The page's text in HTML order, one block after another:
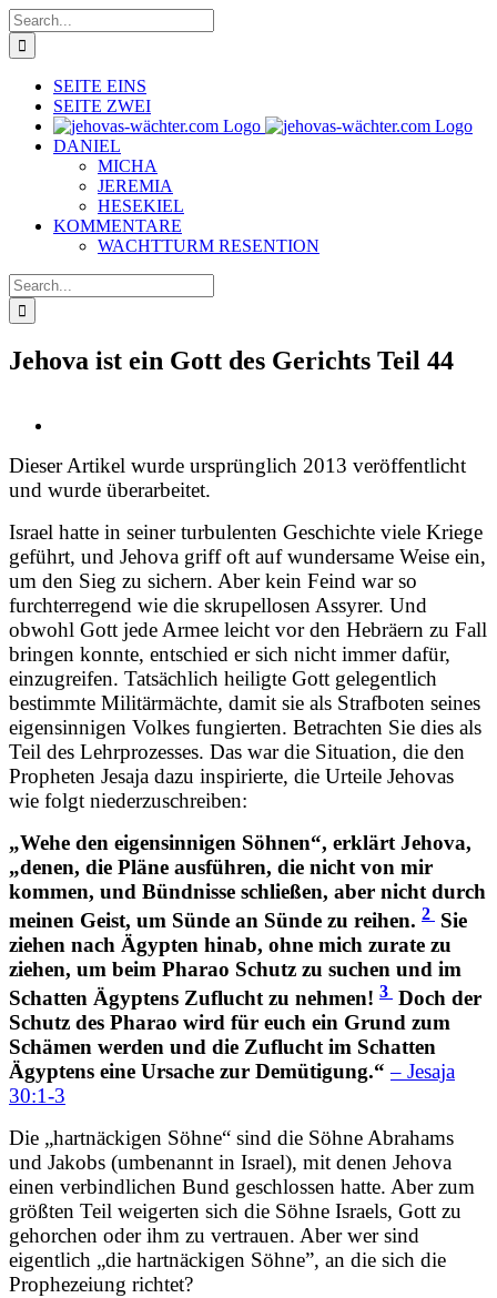
Skip
to
content
Search
for:
SEITE EINS
SEITE ZWEI
DANIEL
MICHA
JEREMIA
HESEKIEL
KOMMENTARE
WACHTTURM RESENTION
Search
for:
Jehova ist ein Gott des Gerichts Teil 44
Image
Dieser Artikel wurde ursprünglich 2013 veröffentlicht
und wurde überarbeitet.
Israel hatte in seiner turbulenten Geschichte viele Kriege
geführt, und Jehova griff oft auf wundersame Weise ein,
um den Sieg zu sichern. Aber kein Feind war so
furchterregend wie die skrupellosen Assyrer. Und
obwohl Gott jede Armee leicht vor den Hebräern zu Fall
bringen konnte, entschied er sich nicht immer dafür,
einzugreifen. Tatsächlich heiligte Gott gelegentlich
bestimmte Militärmächte, damit sie als Strafboten seines
eigensinnigen Volkes fungierten. Betrachten Sie dies als
Teil des Lehrprozesses. Das war die Situation, die den
Propheten Jesaja dazu inspirierte, die Urteile Jehovas
wie folgt niederzuschreiben:
„Wehe den eigensinnigen Söhnen“, erklärt Jehova,
„denen, die Pläne ausführen, die nicht von mir
kommen, und Bündnisse schließen, aber nicht durch
meinen Geist, um Sünde an Sünde zu reihen. 2 Sie
ziehen nach Ägypten hinab, ohne mich zurate zu
ziehen, um beim Pharao Schutz zu suchen und im
Schatten Ägyptens Zuflucht zu nehmen! 3 Doch der
Schutz des Pharao wird für euch ein Grund zum
Schämen werden und die Zuflucht im Schatten
Ägyptens eine Ursache zur Demütigung.“– Jesaja
30:1-3
Die „hartnäckigen Söhne“ sind die Söhne Abrahams
und Jakobs (umbenannt in Israel), mit denen Jehova
einen verbindlichen Bund geschlossen hatte. Aber zum
größten Teil weigerten sich die Söhne Israels, Gott zu
gehorchen oder ihm zu vertrauen. Aber wer sind
eigentlich „die hartnäckigen Söhne”, an die sich die
Prophezeiung richtet?